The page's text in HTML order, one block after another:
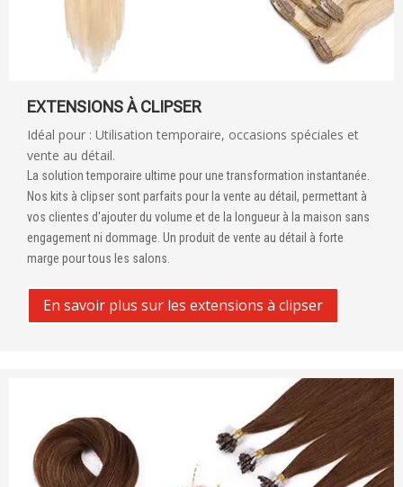
EXTENSIONS À CLIPSER
Idéal pour : Utilisation temporaire, occasions spéciales et
vente au détail.
La solution temporaire ultime pour une transformation instantanée.
Nos kits à clipser sont parfaits pour la vente au détail, permettant à
vos clientes d'ajouter du volume et de la longueur à la maison sans
engagement ni dommage. Un produit de vente au détail à forte
marge pour tous les salons.
En savoir plus sur les extensions à clipser